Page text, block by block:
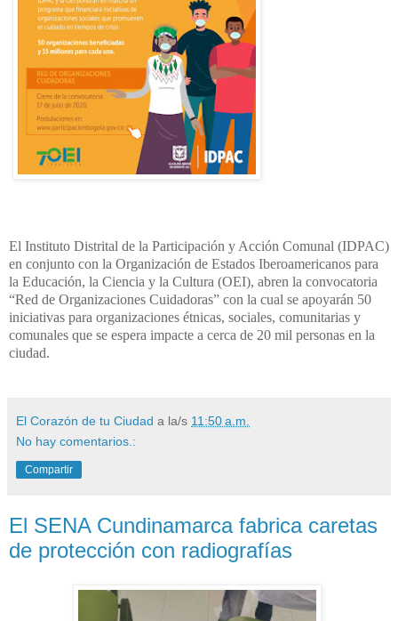
El Instituto Distrital de la Participación y Acción Comunal (IDPAC)
en conjunto con la Organización de Estados Iberoamericanos para
la Educación, la Ciencia y la Cultura (OEI), abren la convocatoria
“Red de Organizaciones Cuidadoras” con la cual se apoyarán 50
iniciativas para organizaciones étnicas, sociales, comunitarias y
comunales que se espera impacte a cerca de 20 mil personas en la
ciudad.
El Corazón de tu Ciudad a la/s 11:50 a.m.
No hay comentarios.:
Compartir
El SENA Cundinamarca fabrica caretas
de protección con radiografías